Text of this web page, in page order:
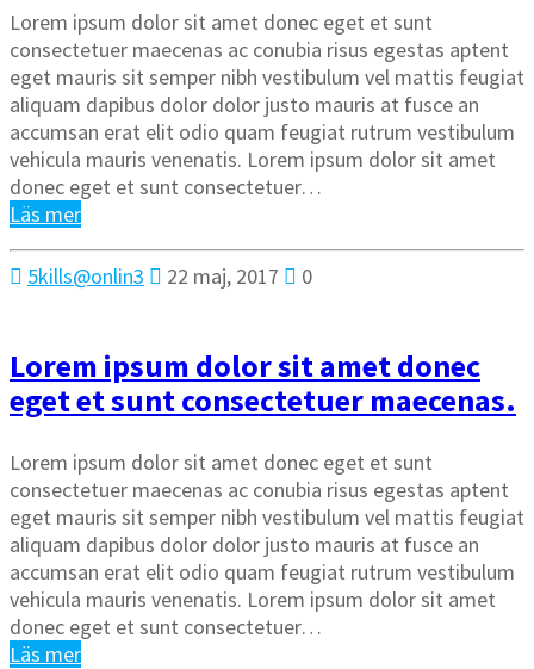
Lorem ipsum dolor sit amet donec eget et sunt
consectetuer maecenas ac conubia risus egestas aptent
eget mauris sit semper nibh vestibulum vel mattis feugiat
aliquam dapibus dolor dolor justo mauris at fusce an
accumsan erat elit odio quam feugiat rutrum vestibulum
vehicula mauris venenatis. Lorem ipsum dolor sit amet
donec eget et sunt consectetuer…
Läs mer
5kills@onlin3 22 maj, 2017 0
Lorem ipsum dolor sit amet donec
eget et sunt consectetuer maecenas.
Lorem ipsum dolor sit amet donec eget et sunt
consectetuer maecenas ac conubia risus egestas aptent
eget mauris sit semper nibh vestibulum vel mattis feugiat
aliquam dapibus dolor dolor justo mauris at fusce an
accumsan erat elit odio quam feugiat rutrum vestibulum
vehicula mauris venenatis. Lorem ipsum dolor sit amet
donec eget et sunt consectetuer…
Läs mer